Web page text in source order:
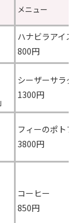
メニュー
ハナビラアイ
800円
」
シーザーサラダ
1300円
フィーのポトフ
3800円
コーヒー
850円